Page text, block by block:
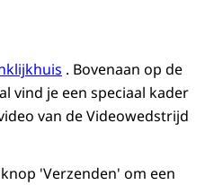
. Bovenaan op de
vind je een speciaal kader
van de Videowedstrijd
'Verzenden' om een